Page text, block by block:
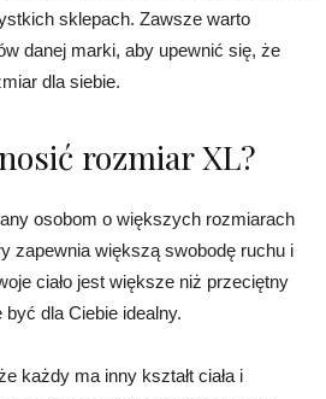
sklepach. Zawsze warto
danej marki, aby upewnić się, że
dla siebie.
rozmiar XL?
osobom o większych rozmiarach
zapewnia większą swobodę ruchu i
ciało jest większe niż przeciętny
dla Ciebie idealny.
każdy ma inny kształt ciała i